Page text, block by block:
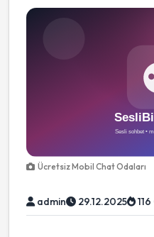
Ücretsiz Mobil Chat Odaları
admin 29.12.2025